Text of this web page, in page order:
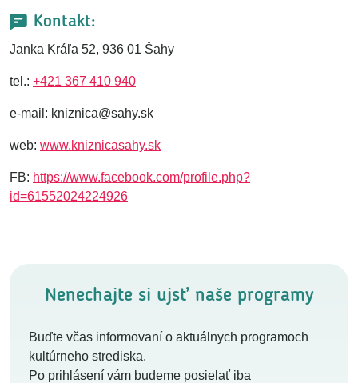
Kontakt:
Janka Kráľa 52, 936 01 Šahy
tel.: +421 367 410 940
e-mail: kniznica@sahy.sk
web: www.kniznicasahy.sk
FB: https://www.facebook.com/profile.php?
id=61552024224926
Nenechajte si ujsť naše programy
Buďte včas informovaní o aktuálnych programoch
kultúrneho strediska.
Po prihlásení vám budeme posielať iba